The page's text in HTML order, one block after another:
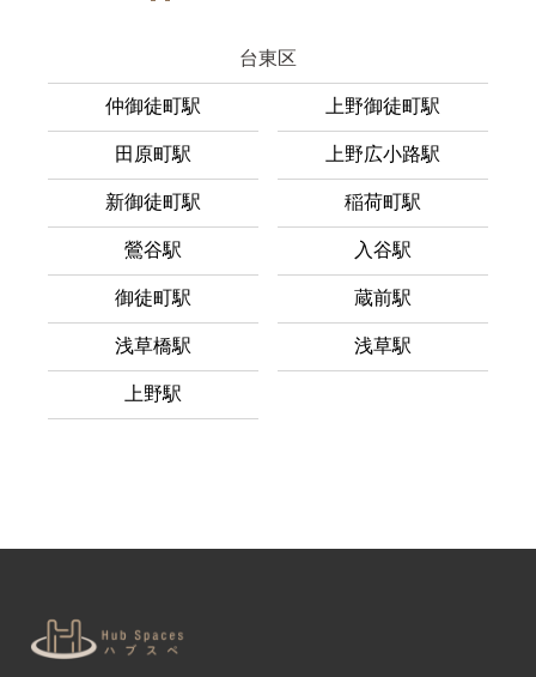
台東区
仲御徒町駅 上野御徒町駅
田原町駅 上野広小路駅
新御徒町駅 稲荷町駅
鶯谷駅 入谷駅
御徒町駅 蔵前駅
浅草橋駅 浅草駅
上野駅